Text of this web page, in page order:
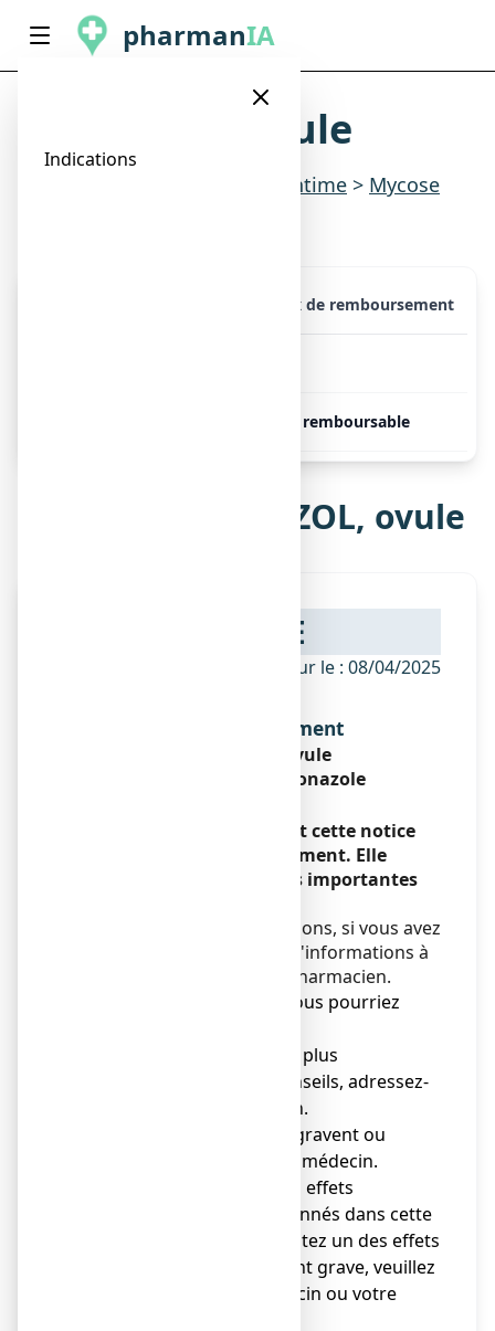
Indications
pharmanIA
MONAZOL, ovule
Gynécologie & intime > Mycose
Taux de remboursement
Non remboursable
Notice de MONAZOL, ovule
NOTICE
ANSM - Mis à jour le : 08/04/2025
Dénomination du médicament
MONAZOL, ovule
Nitrate de sertaconazole
Veuillez lire attentivement cette notice
avant d'utiliser ce médicament. Elle
contient des informations importantes
Si vous avez d'autres questions, si vous avez
un doute, demandez plus d'informations à
votre médecin ou à votre pharmacien.
● Gardez cette notice, vous pourriez
● Si vous avez besoin de plus
d'informations et de conseils, adressez-
vous à votre pharmacien.
● Si les symptômes s'aggravent ou
persistent, consultez un médecin.
● Si vous remarquez des effets
indésirables non mentionnés dans cette
notice, ou si vous ressentez un des effets
mentionnés comme étant grave, veuillez
en informer votre médecin ou votre